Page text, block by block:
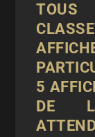
5
DE